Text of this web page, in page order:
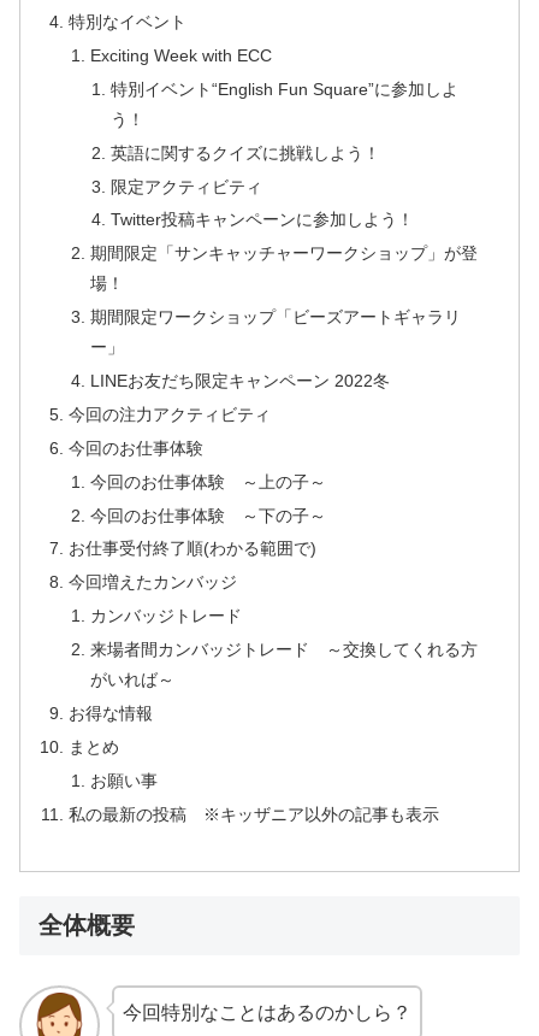
特別なイベント
Exciting Week with ECC
特別イベント“English Fun Square”に参加しよ
う！
英語に関するクイズに挑戦しよう！
限定アクティビティ
Twitter投稿キャンペーンに参加しよう！
期間限定「サンキャッチャーワークショップ」が登
場！
期間限定ワークショップ「ビーズアートギャラリ
ー」
LINEお友だち限定キャンペーン 2022冬
今回の注力アクティビティ
今回のお仕事体験
今回のお仕事体験 ～上の子～
今回のお仕事体験 ～下の子～
お仕事受付終了順(わかる範囲で)
今回増えたカンバッジ
カンバッジトレード
来場者間カンバッジトレード ～交換してくれる方
がいれば～
お得な情報
まとめ
お願い事
私の最新の投稿 ※キッザニア以外の記事も表示
全体概要
今回特別なことはあるのかしら？